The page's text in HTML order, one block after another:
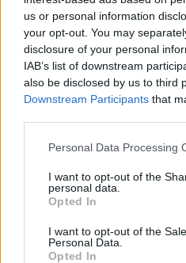
us or personal information
your opt-out. You may
disclosure of your personal
IAB’s list of downstream
also be disclosed by us to third
Downstream Participants that
Please note that this website/
not limited to your visit or
grant or deny consent to
use your data for below
consent section.
Personal Data Processing
I want to opt-out of the
personal data.
Opted In
I want to opt-out of the
Personal Data.
Opted In